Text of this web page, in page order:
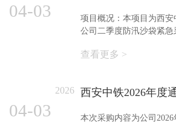
04-03
项目概况：本项目为西
公司二季度防汛沙袋紧急
查看更多 >
2026
04-03
本次采购内容为公司